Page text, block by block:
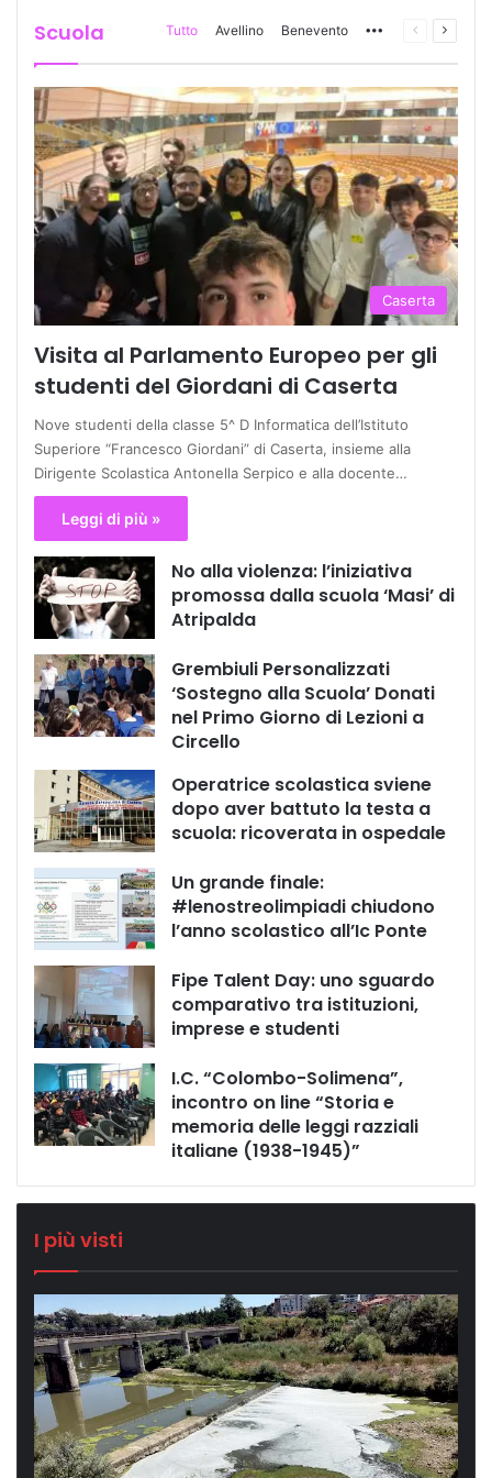
Scuola Tutto Avellino Benevento More Pagina
Caserta
Visita al Parlamento Europeo per gli
studenti del Giordani di Caserta
Nove studenti della classe 5^ D Informatica dell’Istituto
Superiore “Francesco Giordani” di Caserta, insieme alla
Dirigente Scolastica Antonella Serpico e alla docente…
Leggi di più »
No alla violenza: l’iniziativa
promossa dalla scuola ‘Masi’ di
Atripalda
Grembiuli Personalizzati
‘Sostegno alla Scuola’ Donati
nel Primo Giorno di Lezioni a
Circello
Operatrice scolastica sviene
dopo aver battuto la testa a
scuola: ricoverata in ospedale
Un grande finale:
#lenostreolimpiadi chiudono
l’anno scolastico all’Ic Ponte
Fipe Talent Day: uno sguardo
comparativo tra istituzioni,
imprese e studenti
I.C. “Colombo-Solimena”,
incontro on line “Storia e
memoria delle leggi razziali
italiane (1938-1945)”
I più visti